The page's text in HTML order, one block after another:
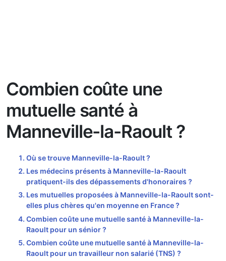
Combien coûte une
mutuelle santé à
Manneville-la-Raoult ?
Où se trouve Manneville-la-Raoult ?
Les médecins présents à Manneville-la-Raoult
pratiquent-ils des dépassements d'honoraires ?
Les mutuelles proposées à Manneville-la-Raoult sont-
elles plus chères qu'en moyenne en France ?
Combien coûte une mutuelle santé à Manneville-la-
Raoult pour un sénior ?
Combien coûte une mutuelle santé à Manneville-la-
Raoult pour un travailleur non salarié (TNS) ?